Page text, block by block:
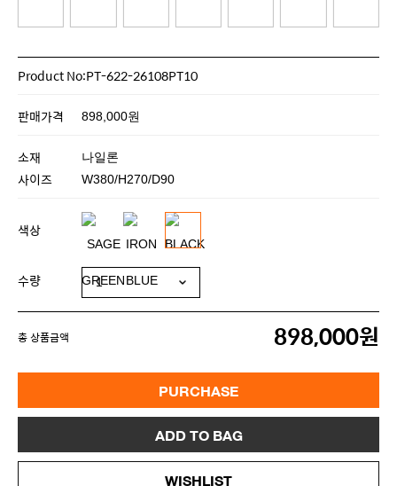
Product No:PT-622-26108PT10
판매가격 898,000원
소재 나일론
사이즈 W380/H270/D90
색상
수량
총 상품금액 898,000원
PURCHASE
ADD TO BAG
WISHLIST